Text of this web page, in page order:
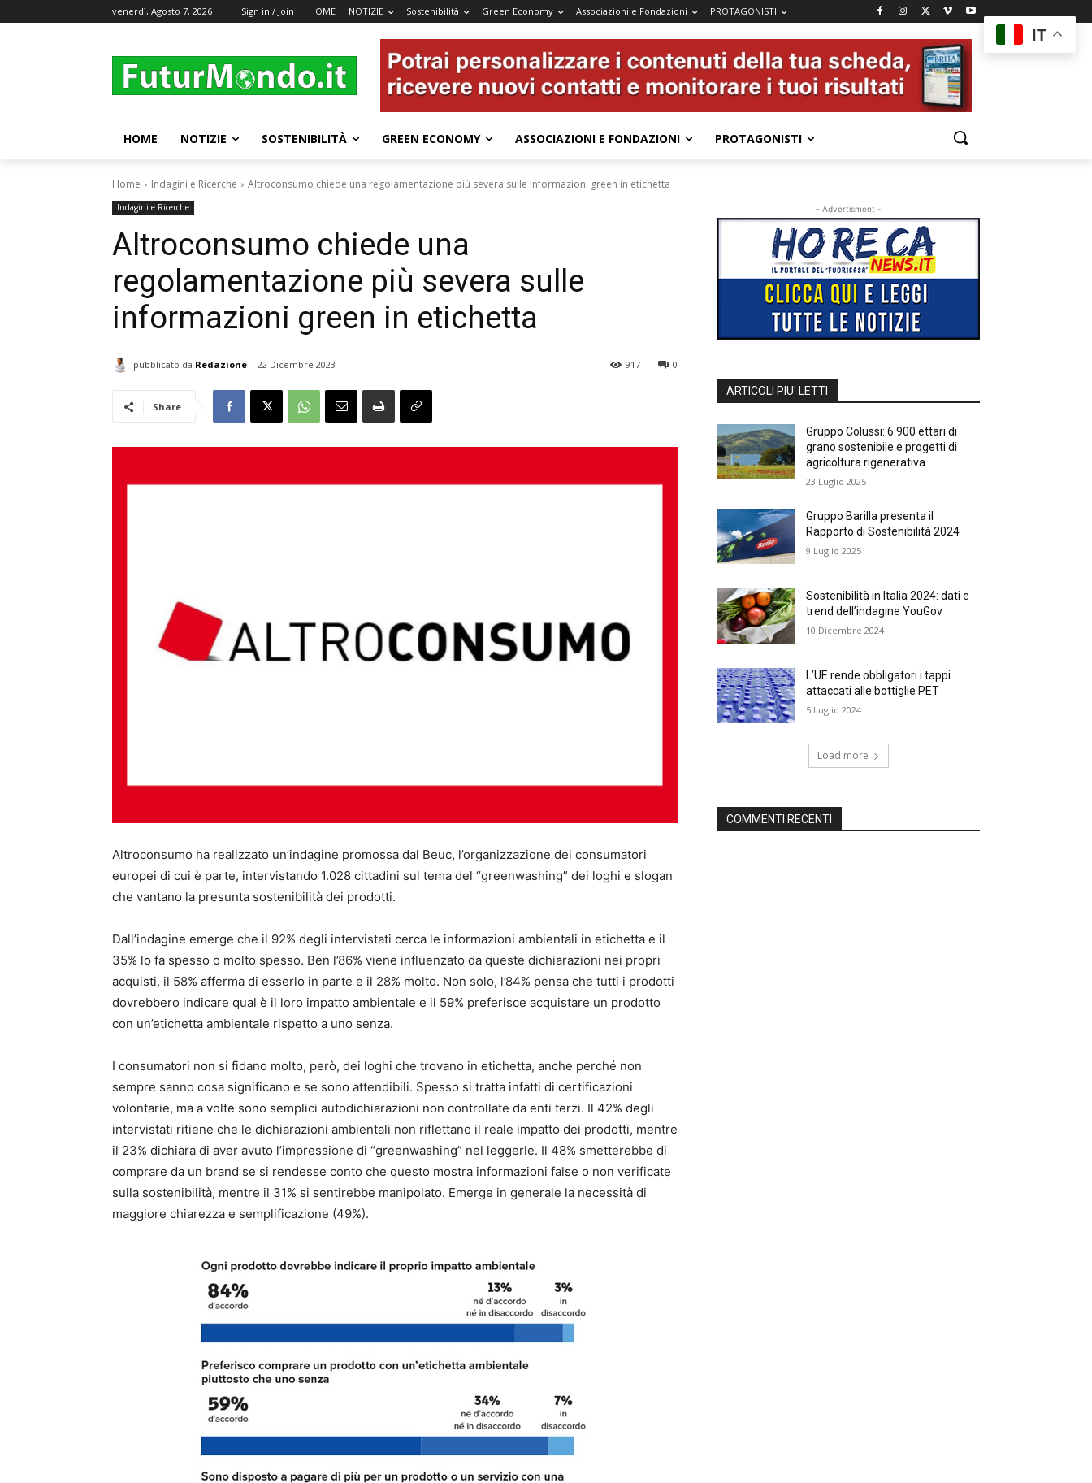
venerdì, Agosto 7, 2026 Sign in / Join HOME NOTIZIE Sostenibilità Green Economy Associazioni e Fondazioni PROTAGONISTI
HOME NOTIZIE SOSTENIBILITÀ GREEN ECONOMY ASSOCIAZIONI E FONDAZIONI PROTAGONISTI
Home Indagini e Ricerche Altroconsumo chiede una regolamentazione più severa sulle informazioni green in etichetta
Indagini e Ricerche
Altroconsumo chiede una
regolamentazione più severa sulle
informazioni green in etichetta
pubblicato da Redazione 22 Dicembre 2023 0
917
Share
Altroconsumo ha realizzato un’indagine promossa dal Beuc, l’organizzazione dei consumatori
europei di cui è parte, intervistando 1.028 cittadini sul tema del “greenwashing” dei loghi e slogan
che vantano la presunta sostenibilità dei prodotti.
Dall’indagine emerge che il 92% degli intervistati cerca le informazioni ambientali in etichetta e il
35% lo fa spesso o molto spesso. Ben l’86% viene influenzato da queste dichiarazioni nei propri
acquisti, il 58% afferma di esserlo in parte e il 28% molto. Non solo, l’84% pensa che tutti i prodotti
dovrebbero indicare qual è il loro impatto ambientale e il 59% preferisce acquistare un prodotto
con un’etichetta ambientale rispetto a uno senza.
I consumatori non si fidano molto, però, dei loghi che trovano in etichetta, anche perché non
sempre sanno cosa significano e se sono attendibili. Spesso si tratta infatti di certificazioni
volontarie, ma a volte sono semplici autodichiarazioni non controllate da enti terzi. Il 42% degli
intervistati ritiene che le dichiarazioni ambientali non riflettano il reale impatto dei prodotti, mentre
il 23% dichiara di aver avuto l’impressione di “greenwashing” nel leggerle. Il 48% smetterebbe di
comprare da un brand se si rendesse conto che questo mostra informazioni false o non verificate
sulla sostenibilità, mentre il 31% si sentirebbe manipolato. Emerge in generale la necessità di
maggiore chiarezza e semplificazione (49%).
- Advertisment -
ARTICOLI PIU' LETTI
Gruppo Colussi: 6.900 ettari di
grano sostenibile e progetti di
agricoltura rigenerativa
23 Luglio 2025
Gruppo Barilla presenta il
Rapporto di Sostenibilità 2024
9 Luglio 2025
Sostenibilità in Italia 2024: dati e
trend dell’indagine YouGov
10 Dicembre 2024
L’UE rende obbligatori i tappi
attaccati alle bottiglie PET
5 Luglio 2024
Load more
COMMENTI RECENTI
IT